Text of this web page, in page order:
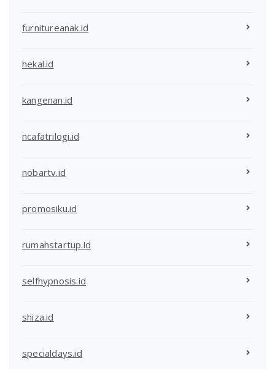
furnitureanak.id
hekal.id
kangenan.id
ncafatrilogi.id
nobartv.id
promosiku.id
rumahstartup.id
selfhypnosis.id
shiza.id
specialdays.id